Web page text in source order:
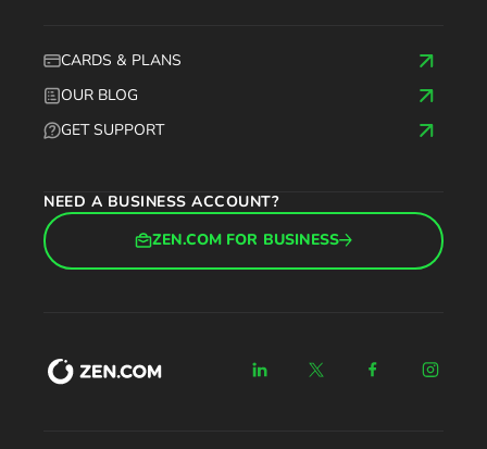
CARDS & PLANS
OUR BLOG
GET SUPPORT
NEED A BUSINESS ACCOUNT?
ZEN.COM FOR BUSINESS